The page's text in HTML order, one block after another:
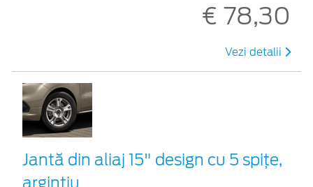
€ 78,30
Vezi detalii
Jantă din aliaj 15" design cu 5 spiţe,
argintiu